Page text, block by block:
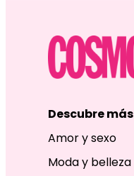
Descubre más
Amor y sexo
Moda y belleza